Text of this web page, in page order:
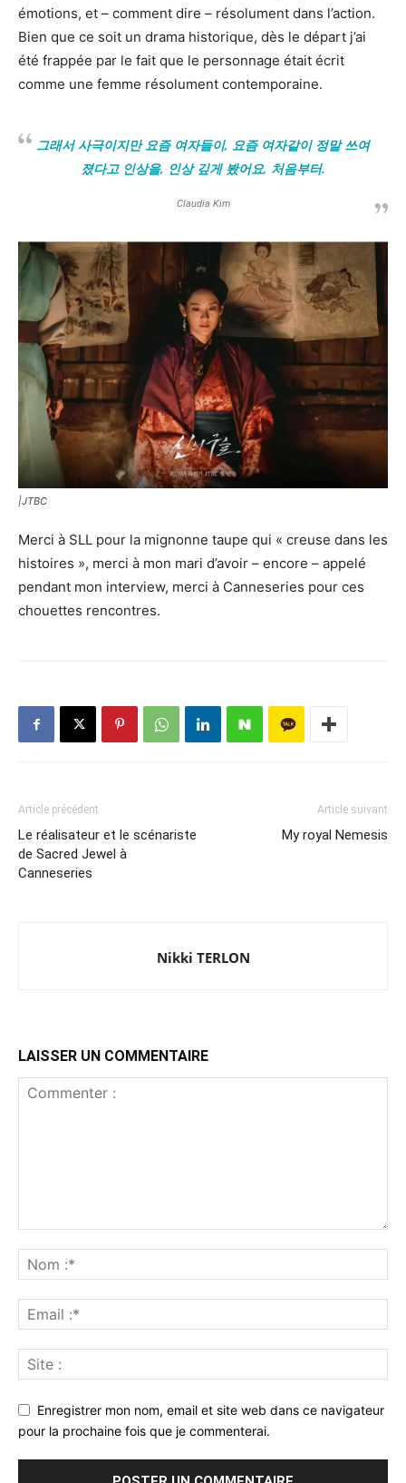
émotions, et – comment dire – résolument dans l’action.
Bien que ce soit un drama historique, dès le départ j’ai
été frappée par le fait que le personnage était écrit
comme une femme résolument contemporaine.
그래서 사극이지만 요즘 여자들이, 요즘 여자같이 정말 쓰여
졌다고 인상을, 인상 깊게 봤어요, 처음부터.
Claudia Kim
|JTBC
Merci à SLL pour la mignonne taupe qui « creuse dans les
histoires », merci à mon mari d’avoir – encore – appelé
pendant mon interview, merci à Canneseries pour ces
chouettes rencontres.
Article précédent
Le réalisateur et le scénariste
de Sacred Jewel à
Canneseries
Article suivant
My royal Nemesis
Nikki TERLON
LAISSER UN COMMENTAIRE
Enregistrer mon nom, email et site web dans ce navigateur
pour la prochaine fois que je commenterai.